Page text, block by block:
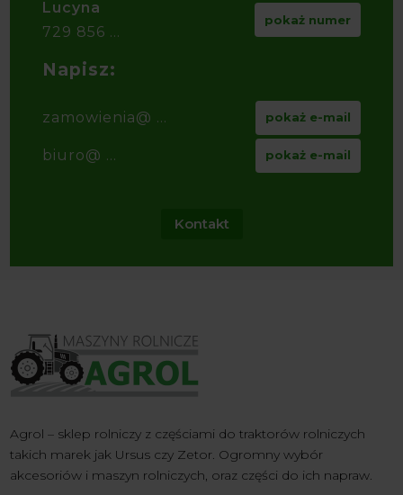
Lucyna
729 856 ...
pokaż numer
Napisz:
zamowienia@ ... pokaż e-mail
biuro@ ... pokaż e-mail
Kontakt
Agrol – sklep rolniczy z częściami do traktorów rolniczych
takich marek jak Ursus czy Zetor. Ogromny wybór
akcesoriów i maszyn rolniczych, oraz części do ich napraw.